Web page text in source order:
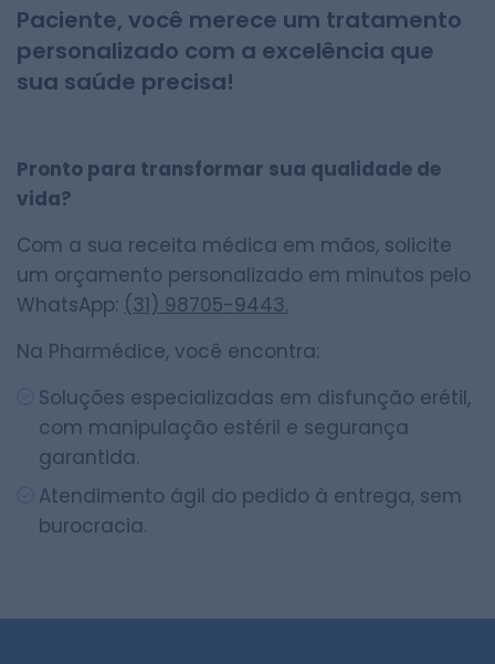
Paciente, você merece um tratamento
personalizado com a excelência que
sua saúde precisa!
Pronto para transformar sua qualidade de
vida?
Com a sua receita médica em mãos, solicite
um orçamento personalizado em minutos pelo
WhatsApp: (31) 98705-9443.
Na Pharmédice, você encontra:
Soluções especializadas em disfunção erétil,
com manipulação estéril e segurança
garantida.
Atendimento ágil do pedido à entrega, sem
burocracia.